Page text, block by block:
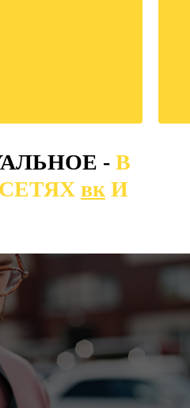
- В
вк И